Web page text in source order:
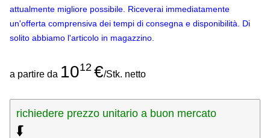
attualmente migliore possibile. Riceverai immediatamente
un'offerta comprensiva dei tempi di consegna e disponibilità. Di
solito abbiamo l'articolo in magazzino.
a partire da 1012 €/Stk. netto
richiedere prezzo unitario a buon mercato
⮮